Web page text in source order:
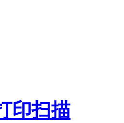
印扫描